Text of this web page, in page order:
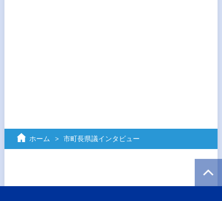
ホーム 市町長県議インタビュー